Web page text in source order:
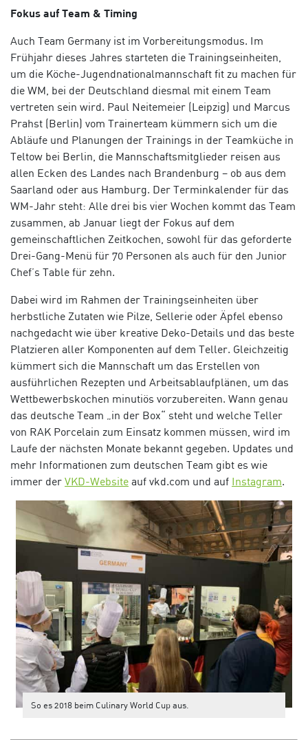
Fokus auf Team & Timing
Auch Team Germany ist im Vorbereitungsmodus. Im
Frühjahr dieses Jahres starteten die Trainingseinheiten,
um die Köche-Jugendnationalmannschaft fit zu machen für
die WM, bei der Deutschland diesmal mit einem Team
vertreten sein wird. Paul Neitemeier (Leipzig) und Marcus
Prahst (Berlin) vom Trainerteam kümmern sich um die
Abläufe und Planungen der Trainings in der Teamküche in
Teltow bei Berlin, die Mannschaftsmitglieder reisen aus
allen Ecken des Landes nach Brandenburg – ob aus dem
Saarland oder aus Hamburg. Der Terminkalender für das
WM-Jahr steht: Alle drei bis vier Wochen kommt das Team
zusammen, ab Januar liegt der Fokus auf dem
gemeinschaftlichen Zeitkochen, sowohl für das geforderte
Drei-Gang-Menü für 70 Personen als auch für den Junior
Chef’s Table für zehn.
Dabei wird im Rahmen der Trainingseinheiten über
herbstliche Zutaten wie Pilze, Sellerie oder Äpfel ebenso
nachgedacht wie über kreative Deko-Details und das beste
Platzieren aller Komponenten auf dem Teller. Gleichzeitig
kümmert sich die Mannschaft um das Erstellen von
ausführlichen Rezepten und Arbeitsablaufplänen, um das
Wettbewerbskochen minutiös vorzubereiten. Wann genau
das deutsche Team „in der Box“ steht und welche Teller
von RAK Porcelain zum Einsatz kommen müssen, wird im
Laufe der nächsten Monate bekannt gegeben. Updates und
mehr Informationen zum deutschen Team gibt es wie
immer der VKD-Website auf vkd.com und auf Instagram.
So es 2018 beim Culinary World Cup aus.